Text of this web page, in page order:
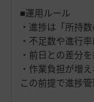
■運用ルール
・進捗は「所持
・不足数や進行
・前日との差分
・作業負担が増
この前提で進捗